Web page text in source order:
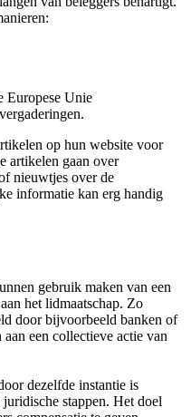
Europese Unie
op hun website voor
artikelen gaan over
nieuwtjes over de
informatie kan erg handig
gebruik maken van een
het lidmaatschap. Zo
door bijvoorbeeld banken of
een collectieve actie van
dezelfde instantie is
stappen. Het doel